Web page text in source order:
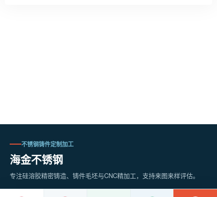
不锈钢铸件定制加工
海金不锈钢
专注硅溶胶精密铸造、铸件毛坯与CNC精加工，支持来图来样评估。